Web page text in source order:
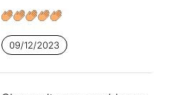
El tractament d'aquesta
adaptació, però, està
carregat de gran
moments de diversió i
positivisme, i uns
09/12/2023